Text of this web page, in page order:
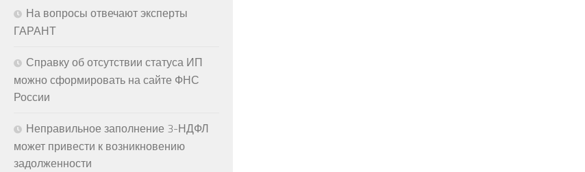
На вопросы отвечают эксперты
ГАРАНТ
Справку об отсутствии статуса ИП
можно сформировать на сайте ФНС
России
Неправильное заполнение 3-НДФЛ
может привести к возникновению
задолженности